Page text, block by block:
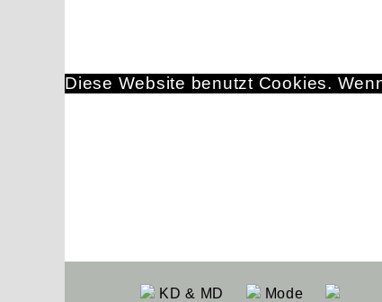
KD & MD Mode
Diese Website benutzt Cookies.